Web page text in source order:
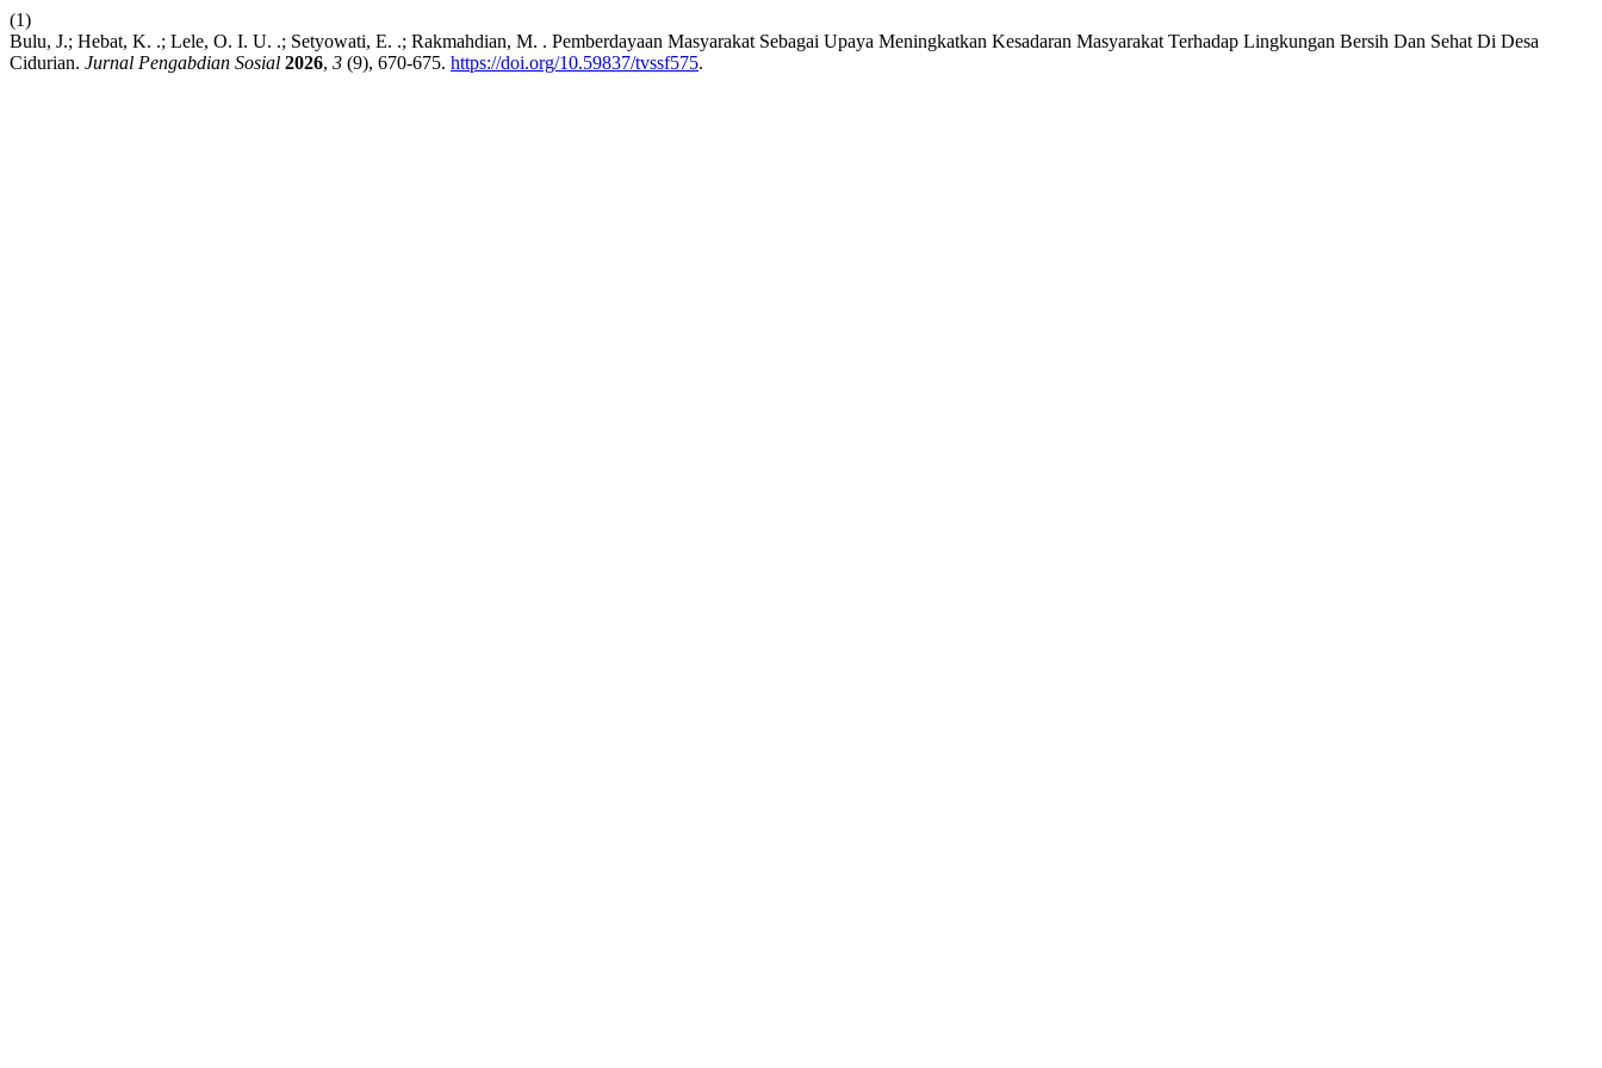
(1)
Bulu, J.; Hebat, K. .; Lele, O. I. U. .; Setyowati, E. .; Rakmahdian, M. . Pemberdayaan Masyarakat Sebagai Upaya Meningkatkan Kesadaran Masyarakat Terhadap Lingkungan Bersih Dan Sehat Di Desa
Cidurian. Jurnal Pengabdian Sosial 2026, 3 (9), 670-675. https://doi.org/10.59837/tvssf575.